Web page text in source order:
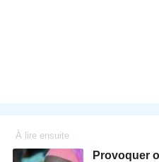
À lire ensuite
Provoquer